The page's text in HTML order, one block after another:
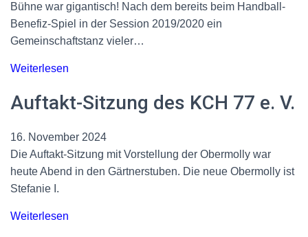
Bühne war gigantisch! Nach dem bereits beim Handball-
Benefiz-Spiel in der Session 2019/2020 ein
Gemeinschaftstanz vieler…
Weiterlesen
Auftakt-Sitzung des KCH 77 e. V.
16. November 2024
Die Auftakt-Sitzung mit Vorstellung der Obermolly war
heute Abend in den Gärtnerstuben. Die neue Obermolly ist
Stefanie I.
Weiterlesen